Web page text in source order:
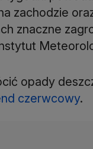
zachodzie
znaczne
opady
czerwcowy.